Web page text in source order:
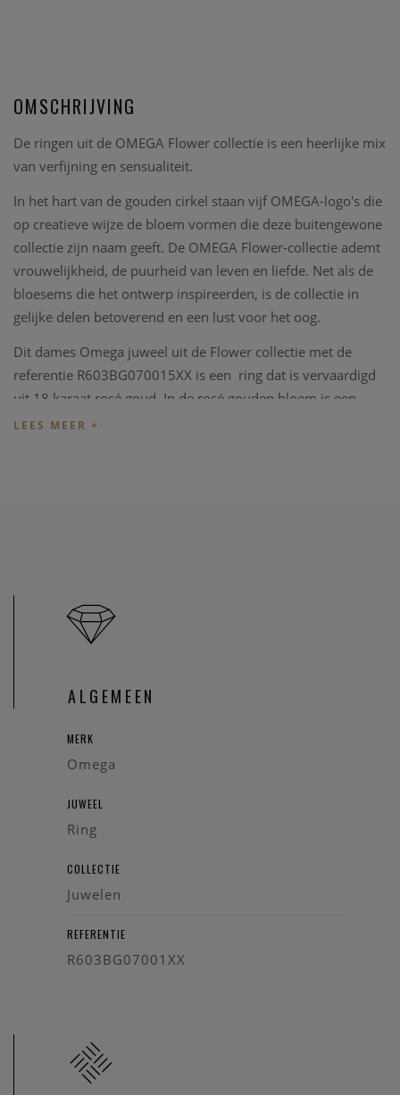
OMSCHRIJVING
De ringen uit de OMEGA Flower collectie is een heerlijke mix
van verfijning en sensualiteit.
In het hart van de gouden cirkel staan vijf OMEGA-logo's die
op creatieve wijze de bloem vormen die deze buitengewone
collectie zijn naam geeft. De OMEGA Flower-collectie ademt
vrouwelijkheid, de puurheid van leven en liefde. Net als de
bloesems die het ontwerp inspireerden, is de collectie in
gelijke delen betoverend en een lust voor het oog.
Dit dames Omega juweel uit de Flower collectie met de
referentie R603BG070015XX is een ring dat is vervaardigd
uit 18 karaat rosé goud. In de rosé gouden bloem is een
lichte parelmoer gebruikt cabouchons geslepen. Deze ring
ALGEMEEN
MERK
Omega
JUWEEL
Ring
COLLECTIE
Juwelen
REFERENTIE
R603BG07001XX